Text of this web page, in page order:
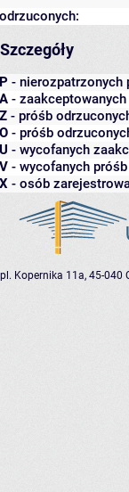
odrzuconych:
Szczegóły
P - nierozpatrzonych
A -
Z - próśb
O - próśb
U - wycofanych
V - wycofanych próśb
X - osób
pl. Kopernika 11a, 45-040